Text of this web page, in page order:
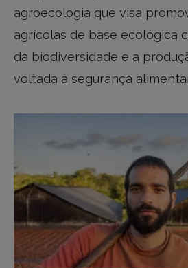
agroecologia que visa
agrícolas de base ecológica
da biodiversidade e a
voltada à segurança